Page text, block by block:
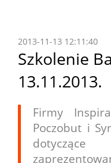
2013-11-13 12:11:40
Szkolenie
13.11.2013.
Firmy
Poczobut i